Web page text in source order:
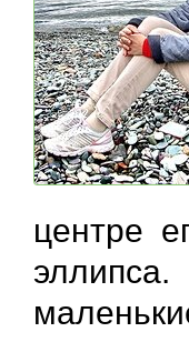
центре
эллипса.